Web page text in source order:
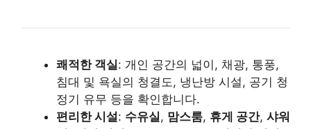
쾌적한 객실: 개인 공간의 넓이, 채광, 통풍,
침대 및 욕실의 청결도, 냉난방 시설, 공기 청
정기 유무 등을 확인합니다.
편리한 시설: 수유실, 맘스룸, 휴게 공간, 샤워